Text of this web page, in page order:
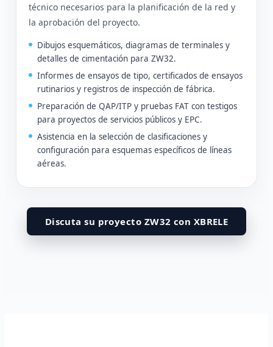
técnico necesarios para la planificación de la red y
la aprobación del proyecto.
Dibujos esquemáticos, diagramas de terminales y
detalles de cimentación para ZW32.
Informes de ensayos de tipo, certificados de ensayos
rutinarios y registros de inspección de fábrica.
Preparación de QAP/ITP y pruebas FAT con testigos
para proyectos de servicios públicos y EPC.
Asistencia en la selección de clasificaciones y
configuración para esquemas específicos de líneas
aéreas.
Discuta su proyecto ZW32 con XBRELE